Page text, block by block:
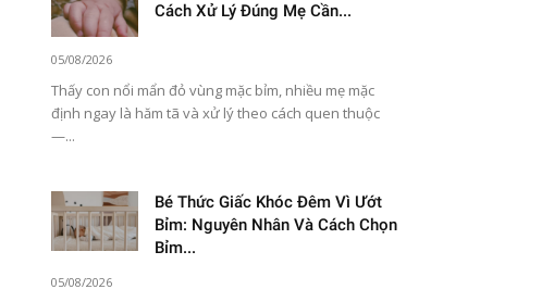
Cách Xử Lý Đúng Mẹ Cần...
05/08/2026
Thấy con nổi mẩn đỏ vùng mặc bỉm, nhiều mẹ mặc
định ngay là hăm tã và xử lý theo cách quen thuộc
—...
Bé Thức Giấc Khóc Đêm Vì Ướt
Bỉm: Nguyên Nhân Và Cách Chọn
Bỉm...
05/08/2026